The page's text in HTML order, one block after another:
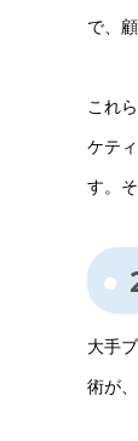
で、
これ
ケテ
す。
大手
術が